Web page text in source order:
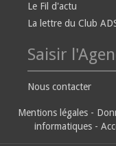
Le Fil d'actu
La lettre du Club
Saisir
Nous contacter
Mentions légales -
informatiques -